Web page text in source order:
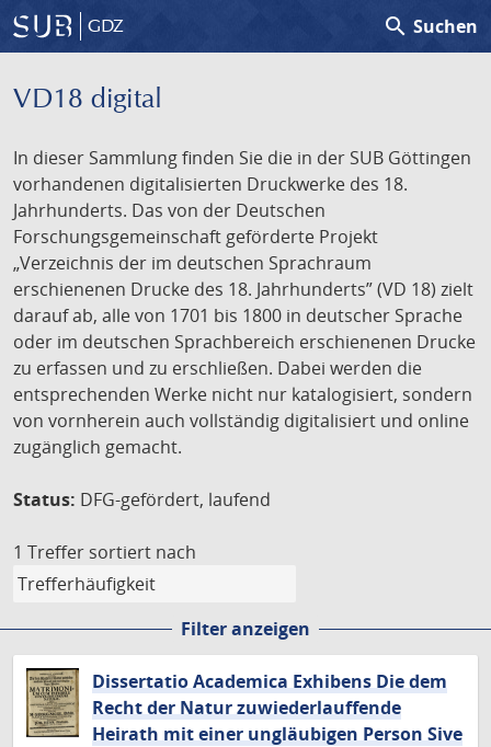
GDZ search Suchen
VD18 digital
In dieser Sammlung finden Sie die in der SUB Göttingen
vorhandenen digitalisierten Druckwerke des 18.
Jahrhunderts. Das von der Deutschen
Forschungsgemeinschaft geförderte Projekt
„Verzeichnis der im deutschen Sprachraum
erschienenen Drucke des 18. Jahrhunderts” (VD 18) zielt
darauf ab, alle von 1701 bis 1800 in deutscher Sprache
oder im deutschen Sprachbereich erschienenen Drucke
zu erfassen und zu erschließen. Dabei werden die
entsprechenden Werke nicht nur katalogisiert, sondern
von vornherein auch vollständig digitalisiert und online
zugänglich gemacht.
Status: DFG-gefördert, laufend
1 Treffer sortiert nach
Filter anzeigen
Dissertatio Academica Exhibens Die dem
Recht der Natur zuwiederlauffende
Heirath mit einer ungläubigen Person Sive